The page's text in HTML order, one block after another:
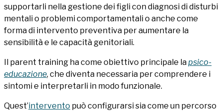
supportarli nella gestione dei figli con diagnosi di disturbi
mentali o problemi comportamentali o anche come
forma di intervento preventiva per aumentare la
sensibilità e le capacità genitoriali.
Il parent training ha come obiettivo principale lapsico-
educazione, che diventa necessaria per comprendere i
sintomi e interpretarli in modo funzionale.
Quest’intervento può configurarsi sia come un percorso